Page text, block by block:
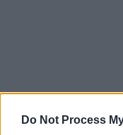
Do Not Process